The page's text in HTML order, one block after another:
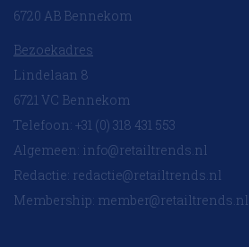
6720 AB Bennekom
Bezoekadres
Lindelaan 8
6721 VC Bennekom
Telefoon: +31 (0) 318 431 553
Algemeen: info@retailtrends.nl
Redactie: redactie@retailtrends.nl
Membership: member@retailtrends.nl